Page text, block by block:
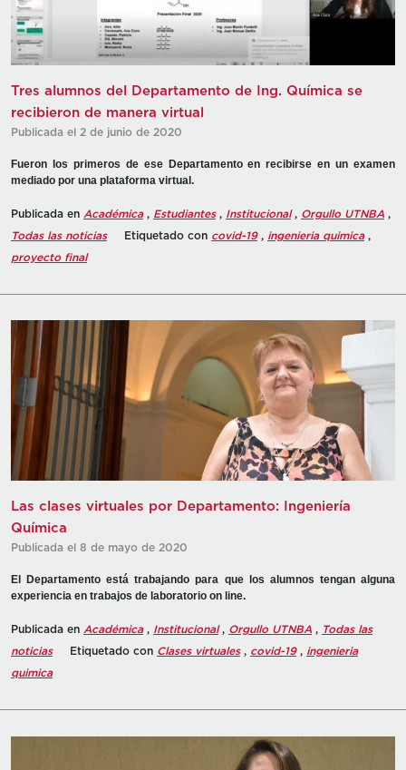
Tres alumnos del Departamento de Ing. Química se
recibieron de manera virtual
Publicada el 2 de junio de 2020
Fueron los primeros de ese Departamento en recibirse en un examen
mediado por una plataforma virtual.
Publicada en Académica, Estudiantes, Institucional, Orgullo UTNBA ,
Todas las noticias
Etiquetado con covid-19, ingenieria quimica,
proyecto final
Las clases virtuales por Departamento: Ingeniería
Química
Publicada el 8 de mayo de 2020
El Departamento está trabajando para que los alumnos tengan alguna
experiencia en trabajos de laboratorio on line.
Publicada en Académica, Institucional, Orgullo UTNBA , Todas las
noticias
Etiquetado con Clases virtuales, covid-19, ingenieria
quimica